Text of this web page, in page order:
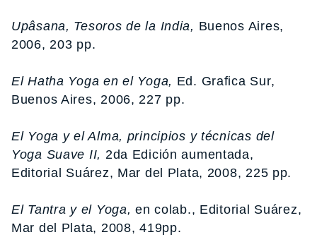
Upâsana, Tesoros de la India, Buenos Aires,
2006, 203 pp.
El Hatha Yoga en el Yoga, Ed. Grafica Sur,
Buenos Aires, 2006, 227 pp.
El Yoga y el Alma, principios y técnicas del
Yoga Suave II, 2da Edición aumentada,
Editorial Suárez, Mar del Plata, 2008, 225 pp.
El Tantra y el Yoga, en colab., Editorial Suárez,
Mar del Plata, 2008, 419pp.